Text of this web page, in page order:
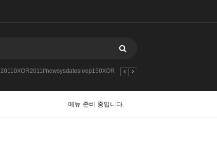
20110XOR2011ifnowsysdatesleep150XORZ 2013
메뉴 준비 중입니다.